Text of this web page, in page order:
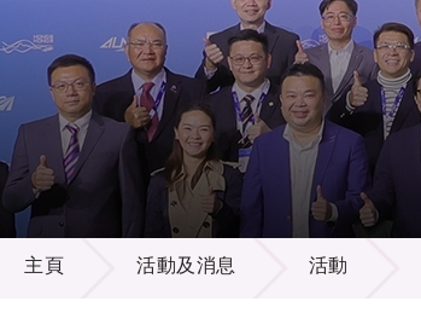
活動及消息
主頁 活動及消息 活動